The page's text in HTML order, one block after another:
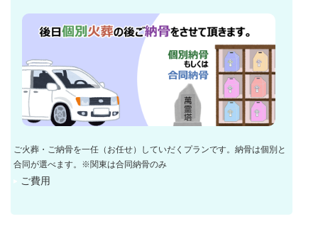
ご火葬・ご納骨を一任（お任せ）していだくプランです。納骨は個別と
合同が選べます。※関東は合同納骨のみ
ご費用